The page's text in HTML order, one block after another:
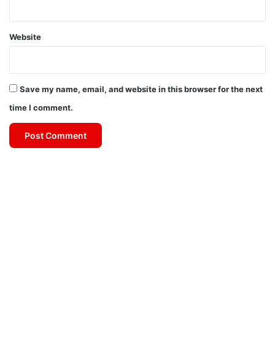
Website
Save my name, email, and website in this browser for the next
time I comment.